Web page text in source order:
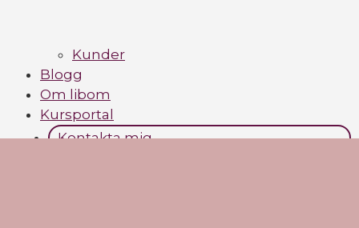
Kunder
Blogg
Om libom
Kursportal
Kontakta mig